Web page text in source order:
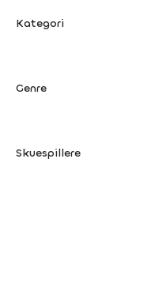
Kategori
Genre
Skuespillere